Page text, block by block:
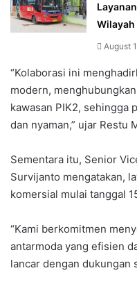
Wilayah
August
“Kolaborasi ini
modern,
kawasan PIK2, sehingga
dan nyaman,” ujar Restu
Sementara itu, Senior
Survijanto mengatakan,
komersial mulai tanggal
“Kami berkomitmen
antarmoda yang efisien
lancar dengan dukungan